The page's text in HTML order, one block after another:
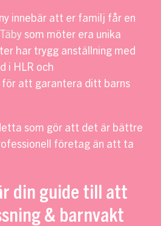
innebär att er familj får en
som möter era unika
har trygg anställning med
i HLR och
för att garantera ditt barns
som gör att det är bättre
företag än att ta
din guide till att
& barnvakt